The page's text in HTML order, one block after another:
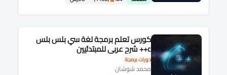
دورات برمجة
كورس تعلم برمجة لغة سي بلس بلس
c++ شرح عربى للمبتدئيين
محمد شوشان